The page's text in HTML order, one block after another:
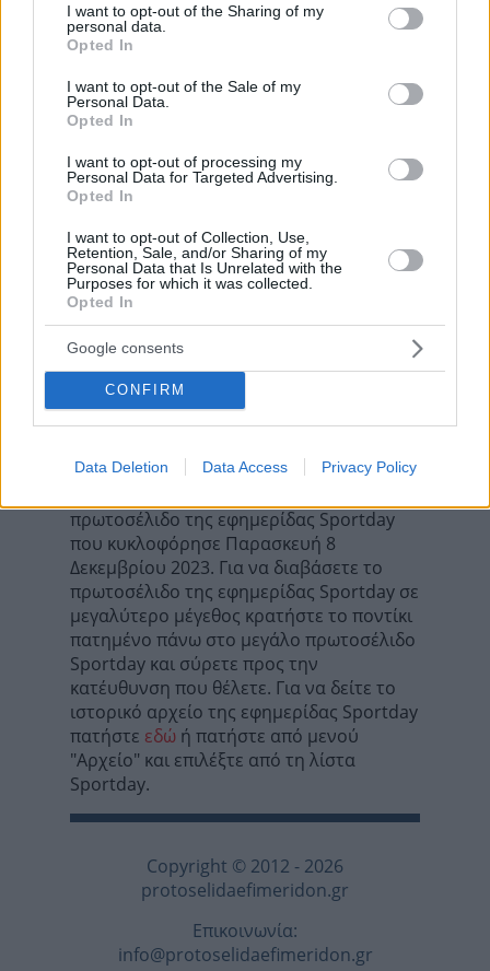
not limited to your visit or usage behaviour. You may click to
grant or deny consent to Google and its third-party tags to
use your data for below specified purposes in below Google
consent section.
I want to opt-out of the Sharing of my
personal data.
Opted In
I want to opt-out of the Sale of my
Personal Data.
Opted In
I want to opt-out of processing my
Personal Data for Targeted Advertising.
Opted In
I want to opt-out of Collection, Use,
Retention, Sale, and/or Sharing of my
Personal Data that Is Unrelated with the
Purposes for which it was collected.
Opted In
Google consents
CONFIRM
Data Deletion Data Access Privacy Policy
Προηγούμενη
Livesport
Φως των σπορ
Τα σχόλια έχουν απενεργοποιηθεί για
πρωτοσέλιδο της εφημερίδας Sportday
που κυκλοφόρησε Παρασκευή 8
Δεκεμβρίου 2023. Για να διαβάσετε το
πρωτοσέλιδο της εφημερίδας Sportday σε
μεγαλύτερο μέγεθος κρατήστε το ποντίκι
πατημένο πάνω στο μεγάλο πρωτοσέλιδο
Sportday και σύρετε προς την
κατέυθυνση που θέλετε. Για να δείτε το
ιστορικό αρχείο της εφημερίδας Sportday
πατήστε εδώ ή πατήστε από μενού
"Αρχείο" και επιλέξτε από τη λίστα
Sportday.
Copyright © 2012 - 2026
protoselidaefimeridon.gr
Επικοινωνία:
info@protoselidaefimeridon.gr